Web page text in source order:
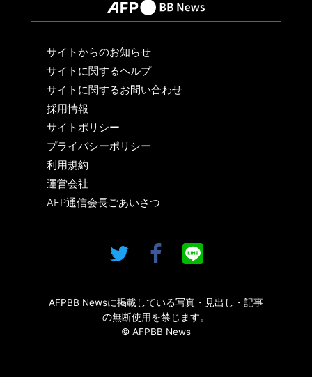
サイトからのお知らせ
サイトに関するヘルプ
サイトに関するお問い合わせ
採用情報
サイトポリシー
プライバシーポリシー
利用規約
運営会社
AFP通信会長ごあいさつ
AFPBB Newsに掲載している写真・見出し・記事
の無断使用を禁じます。
© AFPBB News